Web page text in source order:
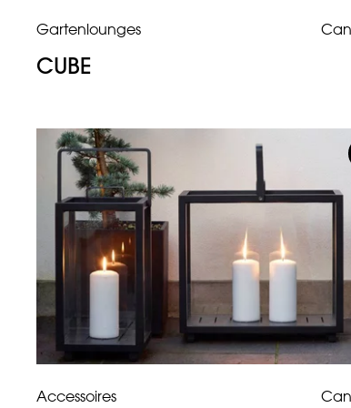
Gartenlounges
CUBE
Accessoires